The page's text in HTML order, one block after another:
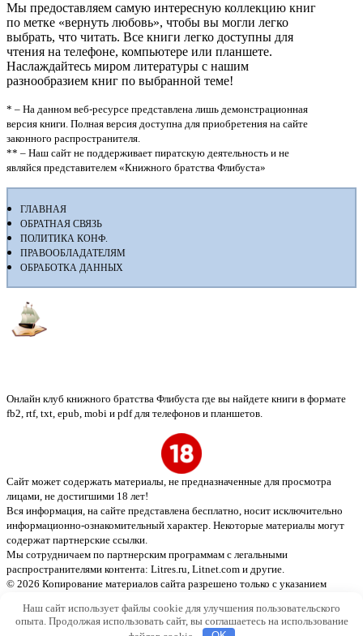
Мы предоставляем самую интересную коллекцию книг
по метке «вернуть любовь», чтобы вы могли легко
выбрать, что читать. Все книги легко доступны для
чтения на телефоне, компьютере или планшете.
Наслаждайтесь миром литературы с нашим
разнообразием книг по выбранной теме!
* – На данном веб-ресурсе представлена лишь демонстрационная
версия книги. Полная версия доступна для приобретения на сайте
законного распространителя.
** – Наш сайт не поддерживает пиратскую деятельность и не
являйся представителем «Книжного братства Флибуста»
ГЛАВНАЯ
ОБРАТНАЯ СВЯЗЬ
ПОЛИТИКА КОНФ.
ПРАВООБЛАДАТЕЛЯМ
ОБРАБОТКА ДАННЫХ
Онлайн клуб книжного братства Флибуста где вы найдете книги в формате
fb2, rtf, txt, epub, mobi и pdf для телефонов и планшетов.
Сайт может содержать материалы, не предназначенные для просмотра
лицами, не достигшими 18 лет!
Вся информация, на сайте представлена бесплатно, носит исключительно
информационно-ознакомительный характер. Некоторые материалы могут
содержат партнерские ссылки.
Мы сотрудничаем по партнерским программам с легальными
распространителями контента: Litres.ru, Litnet.com и другие.
© 2026 Копирование материалов сайта разрешено только с указанием
Наш сайт использует файлы cookie для улучшения пользовательского
опыта. Продолжая использовать сайт, вы соглашаетесь на использование